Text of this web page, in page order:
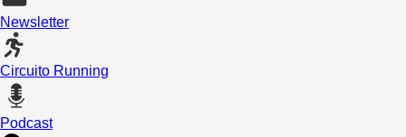
Newsletter
Circuito Running
Podcast